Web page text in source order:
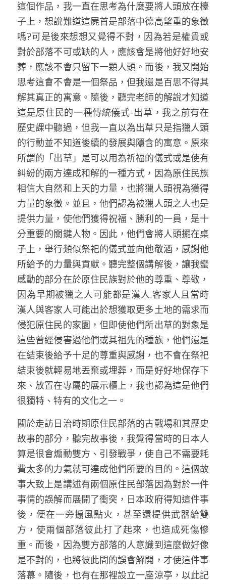
這個作品，我一直在思考為什麼要將人頭放在檯
子上，想說難道這屍首是部落中德高望重的象徵
嗎?可是後來想想又覺得不對，因為若是權貴或
對於部落不可或缺的人，應該會是將他好好地安
葬，應該不會只留下一顆人頭。而後，我又開始
思考這會不會是一個祭品，但我還是百思不得其
解其真正的寓意。隨後，聽完老師的解說才知道
這是原住民的一種傳統儀式-出草，我之前有在
歷史課中聽過，但我一直以為出草只是指獵人頭
的行動並不知道後續的發展與隱含的寓意。原來
所謂的「出草」是可以用為祈福的儀式或是使有
糾紛的兩方達成和解的一種方式，因為原住民族
相信大自然和上天的力量，也將獵人頭視為獲得
力量的象徵。並且，他們認為被獵人頭之人也是
提供力量，使他們獲得祝福、勝利的一員，是十
分重要的關鍵人物。因此，他們會將人頭擺在桌
子上，舉行類似祭祀的儀式並向他敬酒，感謝他
所給予的力量與貢獻。聽完整個講解後，讓我蠻
感動的部分在於原住民族對於他的尊重、尊敬，
因為早期被獵之人可能都是漢人.客家人且當時
漢人與客家人可能出於想獲取更多土地的需求而
侵犯原住民的家園，但即使他們所出草的對象是
這些曾經侵害過他們或其祖先的種族，他們還是
在結束後給予十足的尊重與感謝，也不會在祭祀
結束後就輕易地丟棄或埋葬，而是好好地保存下
來、放置在專屬的展示櫃上，我也認為這是他們
很獨特、特有的文化之一。
關於走訪日治時期原住民部落的古戰場和其歷史
故事的部分，聽完故事後，我覺得當時的日本人
算是很會煽動雙方、引發戰爭，使自己不需要耗
費太多的力氣就可達成他們所要的目的。這個故
事大致上是講述有兩個原住民部落因為對於一件
事情的誤解而展開了衝突，日本政府得知這件事
後，便在一旁搧風點火，甚至還提供武器給雙
方，使兩個部落彼此打了起來，也造成死傷慘
重。而後，因為雙方部落的人意識到這麼做好像
是不對的，也將彼此間的誤會解開，才使這件事
落幕。隨後，也有在那裡設立一座涼亭，以此記